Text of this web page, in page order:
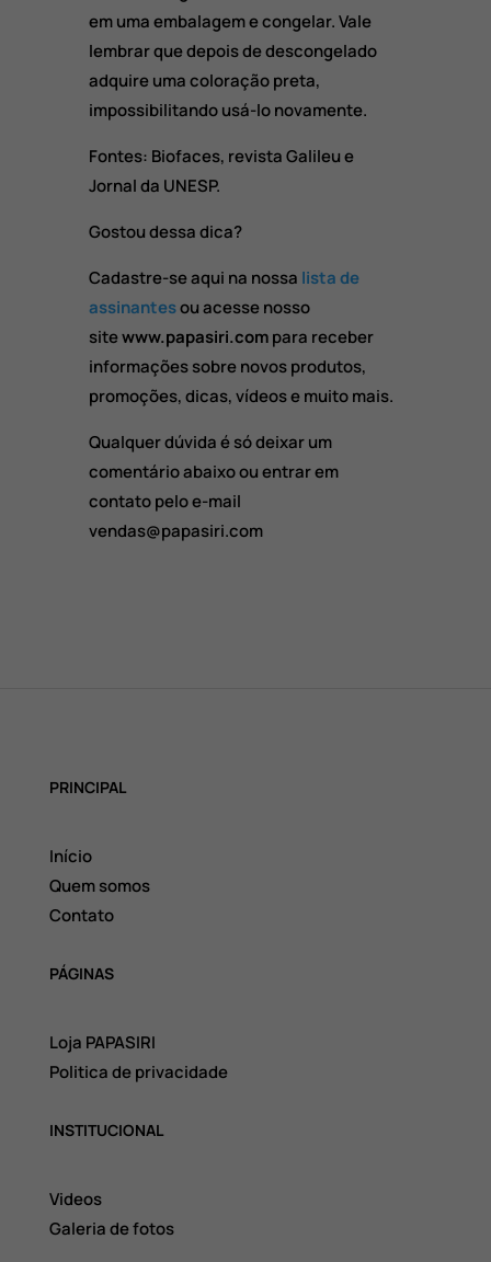
em uma embalagem e congelar. Vale
lembrar que depois de descongelado
adquire uma coloração preta,
impossibilitando usá-lo novamente.
Fontes: Biofaces, revista Galileu e
Jornal da UNESP.
Gostou dessa dica?
Cadastre-se aqui na nossa lista de
assinantesou acesse nosso
sitewww.papasiri.compara receber
informações sobre novos produtos,
promoções, dicas, vídeos e muito mais.
Qualquer dúvida é só deixar um
comentário abaixo ou entrar em
contato pelo e-mail
vendas@papasiri.com
PRINCIPAL
Início
Quem somos
Contato
PÁGINAS
Loja PAPASIRI
Politica de privacidade
INSTITUCIONAL
Videos
Galeria de fotos